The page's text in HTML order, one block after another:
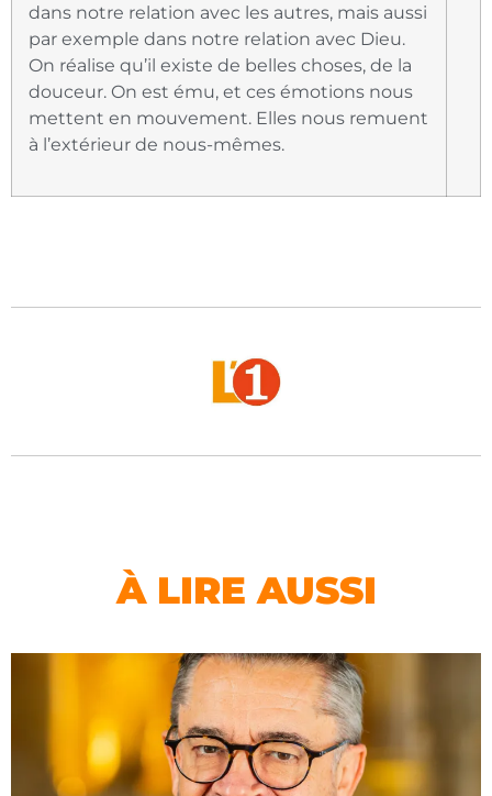
dans notre relation avec les autres, mais aussi
par exemple dans notre relation avec Dieu.
On réalise qu’il existe de belles choses, de la
douceur. On est ému, et ces émotions nous
mettent en mouvement. Elles nous remuent
à l’extérieur de nous-mêmes.
À LIRE AUSSI